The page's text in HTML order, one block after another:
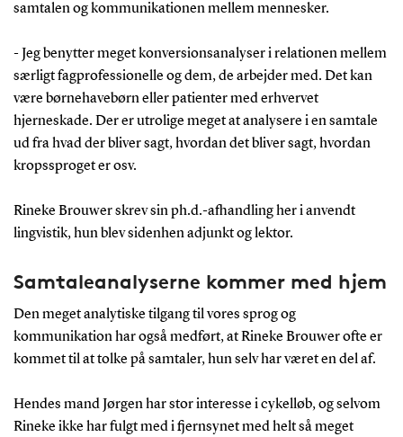
samtalen og kommunikationen mellem mennesker.
- Jeg benytter meget konversionsanalyser i relationen mellem
særligt fagprofessionelle og dem, de arbejder med. Det kan
være børnehavebørn eller patienter med erhvervet
hjerneskade. Der er utrolige meget at analysere i en samtale
ud fra hvad der bliver sagt, hvordan det bliver sagt, hvordan
kropssproget er osv.
Rineke Brouwer skrev sin ph.d.-afhandling her i anvendt
lingvistik, hun blev sidenhen adjunkt og lektor.
Samtaleanalyserne kommer med hjem
Den meget analytiske tilgang til vores sprog og
kommunikation har også medført, at Rineke Brouwer ofte er
kommet til at tolke på samtaler, hun selv har været en del af.
Hendes mand Jørgen har stor interesse i cykelløb, og selvom
Rineke ikke har fulgt med i fjernsynet med helt så meget